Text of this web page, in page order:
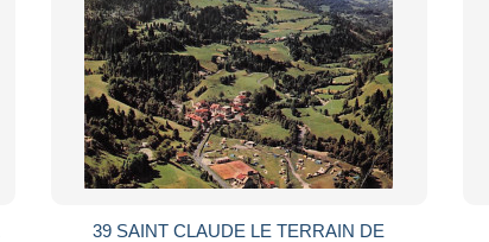
39 SAINT CLAUDE LE TERRAIN DE